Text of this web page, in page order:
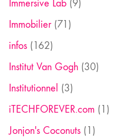
Immersive Lab (9)
Immobilier(71)
infos (162)
Institut Van Gogh (30)
Institutionnel (3)
iTECHFOREVER.com (1)
Jonjon's Coconuts (1)